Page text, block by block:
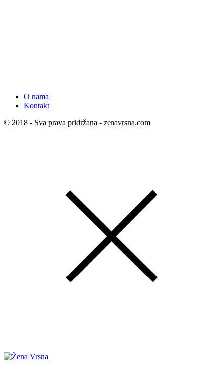
O nama
Kontakt
© 2018 - Sva prava pridržana - zenavrsna.com